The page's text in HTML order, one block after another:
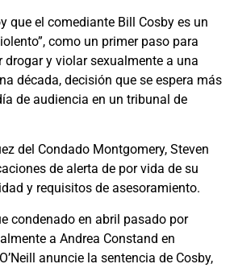
que el comediante Bill Cosby es un
como un primer paso para
drogar y violar sexualmente a una
década, decisión que se espera más
de audiencia en un tribunal de
del Condado Montgomery, Steven
de alerta de por vida de su
y requisitos de asesoramiento.
condenado en abril pasado por
a Andrea Constand en
anuncie la sentencia de Cosby,